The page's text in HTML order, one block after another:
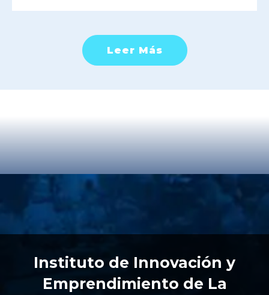
Leer Más
Instituto de Innovación y
Emprendimiento de La